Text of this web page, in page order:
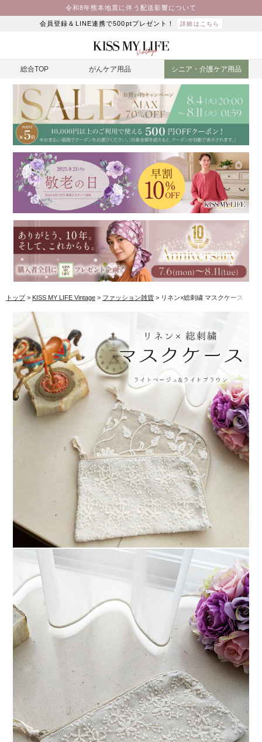
令和8年熊本地震に伴う配送影響について
会員登録＆LINE連携で500ptプレゼント！ 詳細はこちら
総合TOP がんケア用品 シニア・介護ケア用品
トップ KISS MY LIFE Vintage ファッション雑貨 リネン×総刺繍 マスクケース